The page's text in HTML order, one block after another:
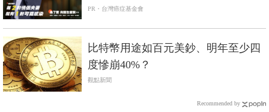
PR・台灣癌症基金會
比特幣用途如百元美鈔、明年至少四
度慘崩40%？
觀點新聞
Recommended by